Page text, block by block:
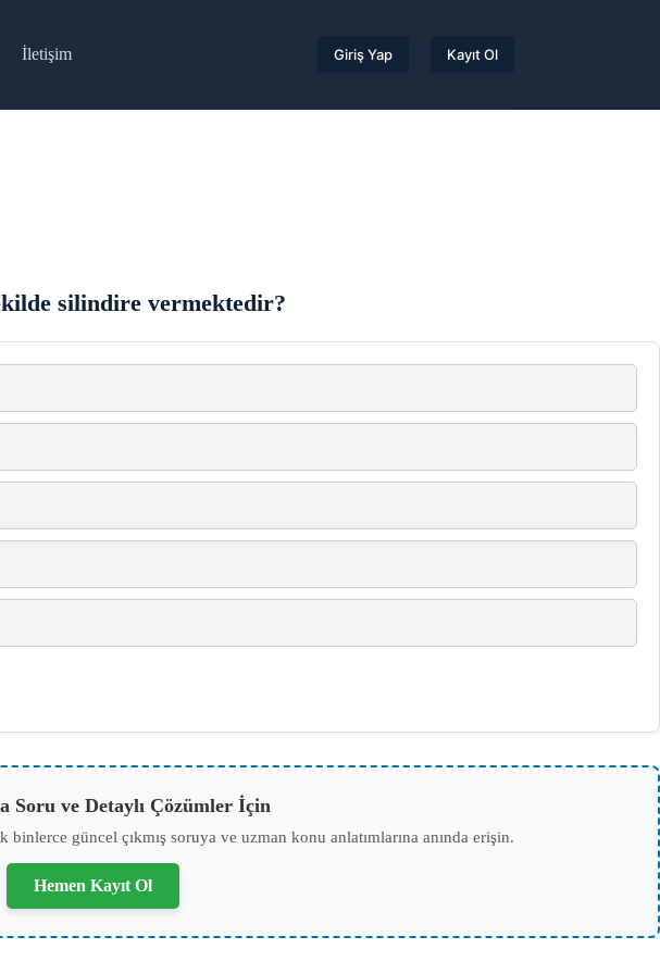
İletişim Giriş Yap Kayıt Ol
silindire vermektedir?
Soru ve Detaylı Çözümler İçin
binlerce güncel çıkmış soruya ve uzman konu anlatımlarına anında erişin.
Hemen Kayıt Ol